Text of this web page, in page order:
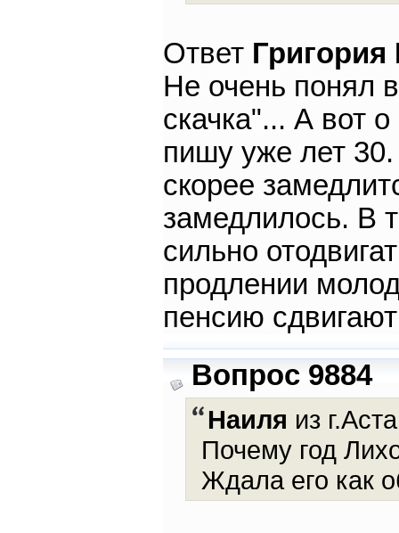
Ответ
Не очень понял
скачка"... А вот
пишу уже лет 30.
скорее
замедлилось. В
сильно
продлении
пенсию
Вопрос 9884
Наиля из
Почему год
Ждала его как